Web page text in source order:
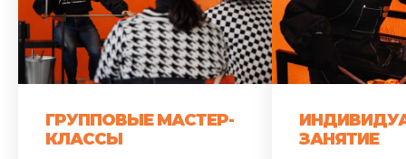
ГРУППОВЫЕ МАСТЕР-
КЛАССЫ
ЗАНЯТИЕ